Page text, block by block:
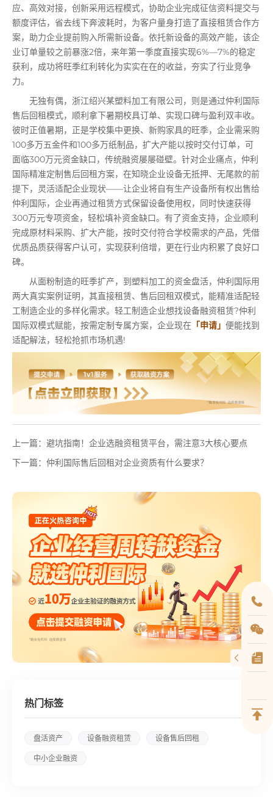
应、高效对接，创新采用远程模式，协助企业完成征信资料提交与
额度评估，省去线下奔波耗时，为客户量身打造了直接租赁合作方
案，助力企业提前购入所需新设备。依托新设备的高效产能，该企
业订单量较之前暴涨2倍，来年第一季度直接实现6%—7%的稳定
获利，成功将旺季红利转化为实实在在的收益，夯实了行业竞争
力。
无独有偶，浙江绍兴某塑料加工有限公司，则是通过仲利国际
售后回租模式，顺利拿下暑期校具订单、实现口碑与盈利双丰收。
彼时正值暑期，正是学校集中更换、新购家具的旺季，企业需采购
100多万五金件和100多万纸制品，扩大产能以按时交付订单，可
面临300万元资金缺口，传统融资屡屡碰壁。针对企业痛点，仲利
国际精准定制售后回租方案，在知晓企业设备无抵押、无尾款的前
提下，灵活适配企业现状——让企业将自有生产设备所有权出售给
仲利国际，企业再通过租赁方式保留设备使用权，同时快速获得
300万元专项资金，轻松填补资金缺口。有了资金支持，企业顺利
完成原材料采购、扩大产能，按时交付符合学校需求的产品，凭借
优质品质获得客户认可，实现获利倍增，更在行业内积累了良好口
碑。
从面粉制造的旺季扩产，到塑料加工的资金盘活，仲利国际用
两大真实案例证明，其直接租赁、售后回租双模式，能精准适配轻
工制造企业的多样化需求。轻工制造企业想找设备融资租赁?仲利
国际双模式赋能，按需定制专属方案，企业现在 「申请」 便能找到
适配解法，轻松抢抓市场机遇!
上一篇： 避坑指南！企业选融资租赁平台，需注意3大核心要点
下一篇： 仲利国际售后回租对企业资质有什么要求？
热门标签
盘活资产 设备融资租赁 设备售后回租
中小企业融资